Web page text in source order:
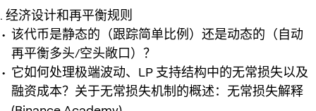
经济设计和再平衡规则
该代币是静态的（跟踪简单比例）还是动态的（自动
再平衡多头/空头敞口）？
它如何处理极端波动、LP 支持结构中的无常损失以及
融资成本？关于无常损失机制的概述：无常损失解释